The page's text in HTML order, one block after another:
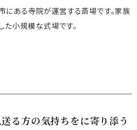
にある寺院が運営する斎場です。家族
た小規模な式場です。
る方の気持ちをに寄り添う